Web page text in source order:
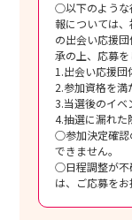
○以下のような
報については
の出会い応援
承の上、応募を
1.出会い応援団
2.参加資格を満
3.当選後のイベ
4.抽選に漏れた
○参加決定確認
できません。
○日程調整が不
は、ご応募をお